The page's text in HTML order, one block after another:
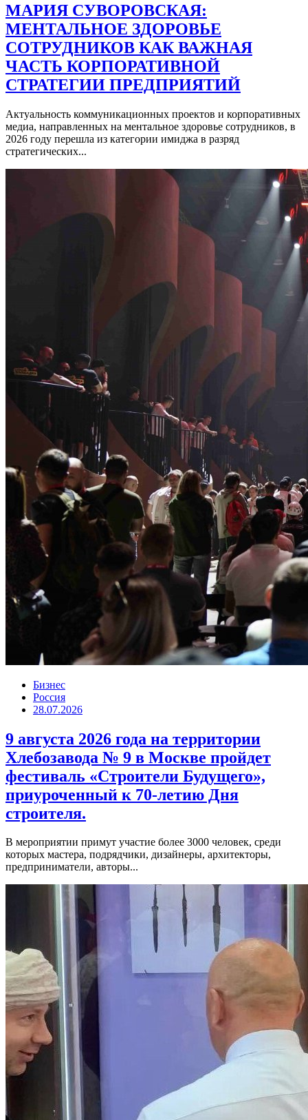
МАРИЯ СУВОРОВСКАЯ:
МЕНТАЛЬНОЕ ЗДОРОВЬЕ
СОТРУДНИКОВ КАК ВАЖНАЯ
ЧАСТЬ КОРПОРАТИВНОЙ
СТРАТЕГИИ ПРЕДПРИЯТИЙ
Актуальность коммуникационных проектов и корпоративных
медиа, направленных на ментальное здоровье сотрудников, в
2026 году перешла из категории имиджа в разряд
стратегических...
Бизнес
Россия
28.07.2026
9 августа 2026 года на территории
Хлебозавода № 9 в Москве пройдет
фестиваль «Строители Будущего»,
приуроченный к 70-летию Дня
строителя.
В мероприятии примут участие более 3000 человек, среди
которых мастера, подрядчики, дизайнеры, архитекторы,
предприниматели, авторы...